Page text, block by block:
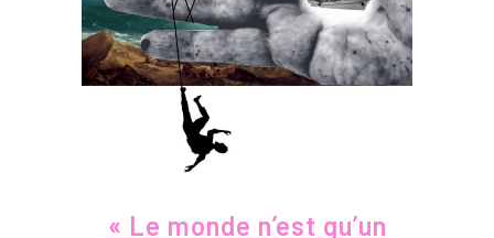
« Le monde n’est qu’un